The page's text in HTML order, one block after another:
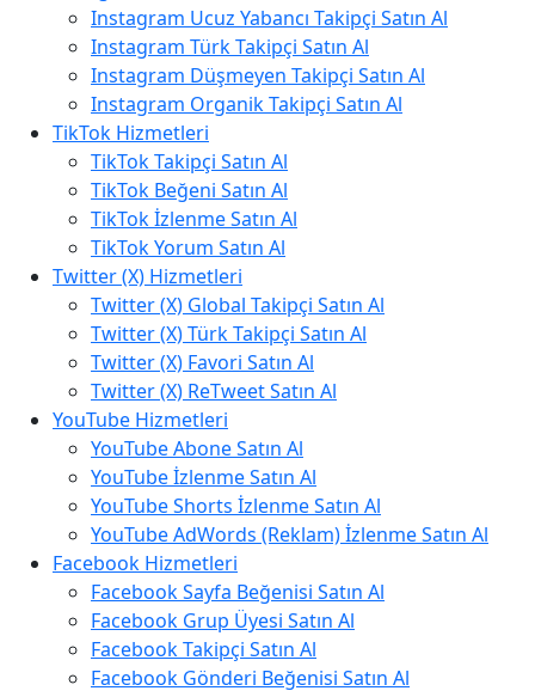
Instagram Ucuz Yabancı Takipçi Satın Al
Instagram Türk Takipçi Satın Al
Instagram Düşmeyen Takipçi Satın Al
Instagram Organik Takipçi Satın Al
TikTok Hizmetleri
TikTok Takipçi Satın Al
TikTok Beğeni Satın Al
TikTok İzlenme Satın Al
TikTok Yorum Satın Al
Twitter (X) Hizmetleri
Twitter (X) Global Takipçi Satın Al
Twitter (X) Türk Takipçi Satın Al
Twitter (X) Favori Satın Al
Twitter (X) ReTweet Satın Al
YouTube Hizmetleri
YouTube Abone Satın Al
YouTube İzlenme Satın Al
YouTube Shorts İzlenme Satın Al
YouTube AdWords (Reklam) İzlenme Satın Al
Facebook Hizmetleri
Facebook Sayfa Beğenisi Satın Al
Facebook Grup Üyesi Satın Al
Facebook Takipçi Satın Al
Facebook Gönderi Beğenisi Satın Al